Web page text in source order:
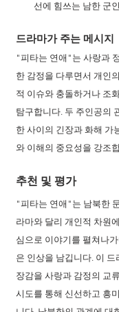
선에 힘쓰는 남한 군
드라마가 주는 메시지
"피타는 연애"는 사랑과
한 감정을 다루면서 개인
적 이슈와 충돌하거나 조
탐구합니다. 두 주인공의
한 사이의 긴장과 화해 가
와 이해의 중요성을 강조
추천 및 평가
"피타는 연애"는 남북한
라마와 달리 개인적 차원
심으로 이야기를 펼쳐나
은 인상을 남깁니다. 이 드
장감을 사랑과 감정의 교
시도를 통해 신선하고 흥